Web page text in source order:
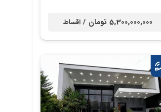
5,300,000,000 تومان / اقساط